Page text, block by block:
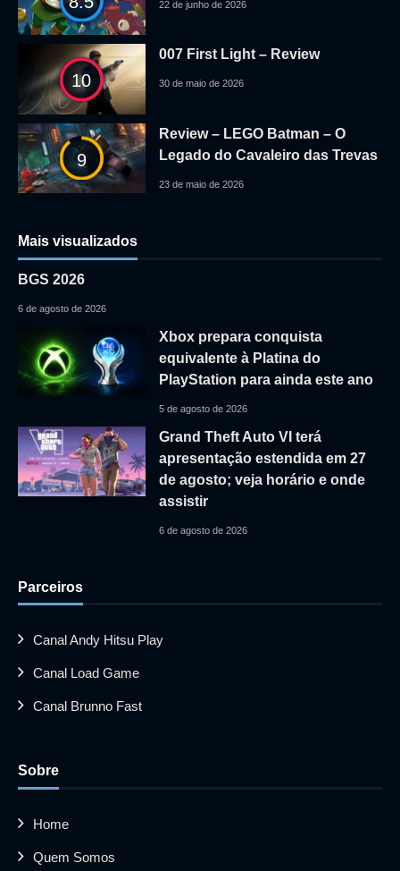
22 de junho de 2026
10
007 First Light – Review
30 de maio de 2026
9
Review – LEGO Batman – O
Legado do Cavaleiro das Trevas
23 de maio de 2026
Mais visualizados
BGS 2026
6 de agosto de 2026
Xbox prepara conquista
equivalente à Platina do
PlayStation para ainda este ano
5 de agosto de 2026
Grand Theft Auto VI terá
apresentação estendida em 27
de agosto; veja horário e onde
assistir
6 de agosto de 2026
Parceiros
Canal Andy Hitsu Play
Canal Load Game
Canal Brunno Fast
Sobre
Home
Quem Somos